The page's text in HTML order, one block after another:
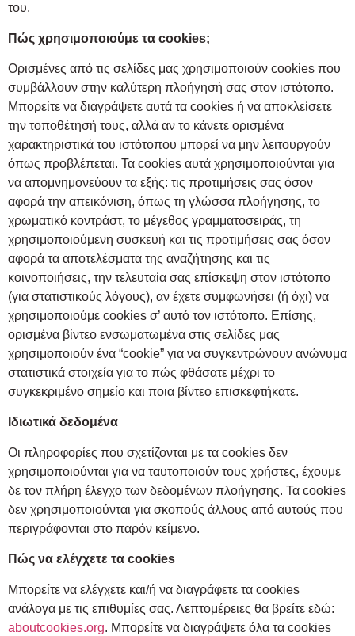
του.
Πώς χρησιμοποιούμε τα cookies;
Ορισμένες από τις σελίδες μας χρησιμοποιούν cookies που
συμβάλλουν στην καλύτερη πλοήγησή σας στον ιστότοπο.
Μπορείτε να διαγράψετε αυτά τα cookies ή να αποκλείσετε
την τοποθέτησή τους, αλλά αν το κάνετε ορισμένα
χαρακτηριστικά του ιστότοπου μπορεί να μην λειτουργούν
όπως προβλέπεται. Τα cookies αυτά χρησιμοποιούνται για
να απομνημονεύουν τα εξής: τις προτιμήσεις σας όσον
αφορά την απεικόνιση, όπως τη γλώσσα πλοήγησης, το
χρωματικό κοντράστ, το μέγεθος γραμματοσειράς, τη
χρησιμοποιούμενη συσκευή και τις προτιμήσεις σας όσον
αφορά τα αποτελέσματα της αναζήτησης και τις
κοινοποιήσεις, την τελευταία σας επίσκεψη στον ιστότοπο
(για στατιστικούς λόγους), αν έχετε συμφωνήσει (ή όχι) να
χρησιμοποιούμε cookies σ’ αυτό τον ιστότοπο. Επίσης,
ορισμένα βίντεο ενσωματωμένα στις σελίδες μας
χρησιμοποιούν ένα “cookie” για να συγκεντρώνουν ανώνυμα
στατιστικά στοιχεία για το πώς φθάσατε μέχρι το
συγκεκριμένο σημείο και ποια βίντεο επισκεφτήκατε.
Ιδιωτικά δεδομένα
Οι πληροφορίες που σχετίζονται με τα cookies δεν
χρησιμοποιούνται για να ταυτοποιούν τους χρήστες, έχουμε
δε τον πλήρη έλεγχο των δεδομένων πλοήγησης. Τα cookies
δεν χρησιμοποιούνται για σκοπούς άλλους από αυτούς που
περιγράφονται στο παρόν κείμενο.
Πώς να ελέγχετε τα cookies
Μπορείτε να ελέγχετε και/ή να διαγράφετε τα cookies
ανάλογα με τις επιθυμίες σας. Λεπτομέρειες θα βρείτε εδώ:
aboutcookies.org. Μπορείτε να διαγράψετε όλα τα cookies